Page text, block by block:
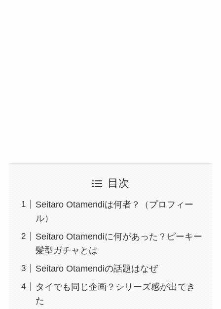
目次
Seitaro Otamendiは何者？（プロフィー
ル）
Seitaro Otamendiに何があった？ピーキー
髪型ガチャとは
Seitaro Otamendiの話題はなぜ
タイでも同じ企画？シリーズ感が出てき
た